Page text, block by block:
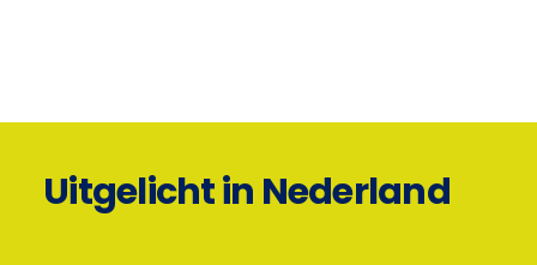
Uitgelicht in Nederland